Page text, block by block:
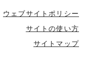
ウェブサイトポリシー
サイトの使い方
サイトマップ